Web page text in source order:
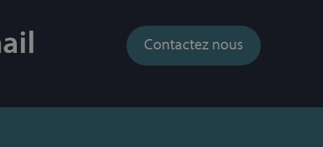
Contactez nous